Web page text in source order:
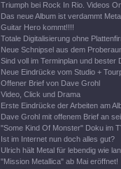
Triumph bei Rock In Rio. Videos
Das neue Album ist verdammt
Guitar Hero kommt!!!!
Totale Digitalisierung ohne
Neue Schnipsel aus dem
Sind voll im Terminplan und bester
Neue Eindrücke vom Studio +
Offener Brief von Dave Grohl
Video, Click und Drama
Erste Eindrücke der Arbeiten am
Dave Grohl mit offenem Brief an
"Some Kind Of Monster" Doku im
Ist im Internet nun doch alles gut?
Ulrich hält Metal für lebendig wie
"Mission Metallica" ab Mai eröffnet!